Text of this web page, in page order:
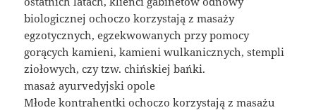
biologicznej ochoczo korzystają z masaży
egzotycznych, egzekwowanych przy pomocy
gorących kamieni, kamieni wulkanicznych, stempli
ziołowych, czy tzw. chińskiej bańki.
masaż ayurvedyjski opole
Młode kontrahentki ochoczo korzystają z masażu